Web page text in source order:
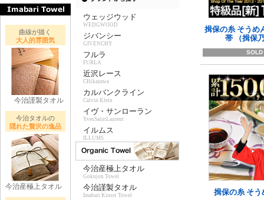
曲線が描く
大人的雰囲気
今治謹製タオル
今治タオルの
隠れた贅沢の逸品
今治産極上タオル
ウェッジウッド
WEDGWOOD
ジバンシー
GIVENCHY
フルラ
FURLA
近沢レース
CHikazawa
カルバンクライン
Calvin Klein
イヴ・サンローラン
YvesSaintLaurent
イルムス
ILLUMS
今治産極上タオル
Gokujou Towel
今治謹製タオル
Imabari Kinsei Towel
揖保の糸 そうめ
帯 （揖保
SOLD
揖保の糸 そ